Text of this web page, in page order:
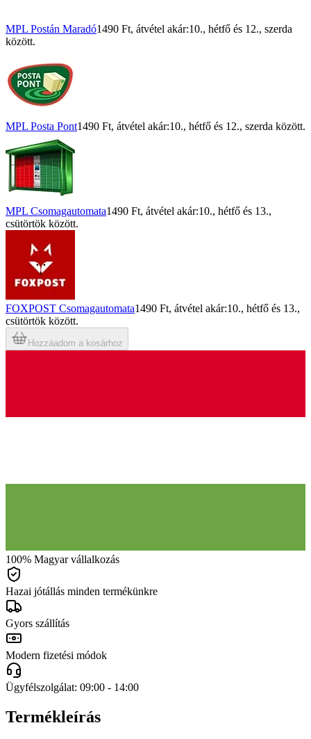
MPL Postán Maradó1490 Ft, átvétel akár:10., hétfő és 12., szerda
között.
MPL Posta Pont1490 Ft, átvétel akár:10., hétfő és 12., szerda között.
MPL Csomagautomata1490 Ft, átvétel akár:10., hétfő és 13.,
csütörtök között.
FOXPOST Csomagautomata1490 Ft, átvétel akár:10., hétfő és 13.,
csütörtök között.
Hozzáadom a kosárhoz
100% Magyar vállalkozás
Hazai jótállás minden termékünkre
Gyors szállítás
Modern fizetési módok
Ügyfélszolgálat: 09:00 - 14:00
Termékleírás